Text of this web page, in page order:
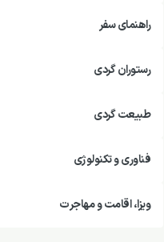
راهنمای سفر
رستوران گردی
طبیعت گردی
فناوری و تکنولوژی
ویزا، اقامت و مهاجرت